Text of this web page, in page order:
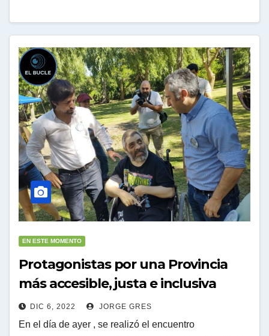
EN ESTE MOMENTO
Protagonistas por una Provincia
más accesible, justa e inclusiva
DIC 6, 2022 JORGE GRES
En el día de ayer , se realizó el encuentro